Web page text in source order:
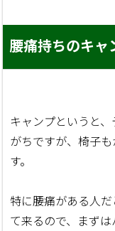
腰痛持ちのキャ
キャンプというと
がちですが、椅子
す。
特に腰痛がある人
て来るので、まず